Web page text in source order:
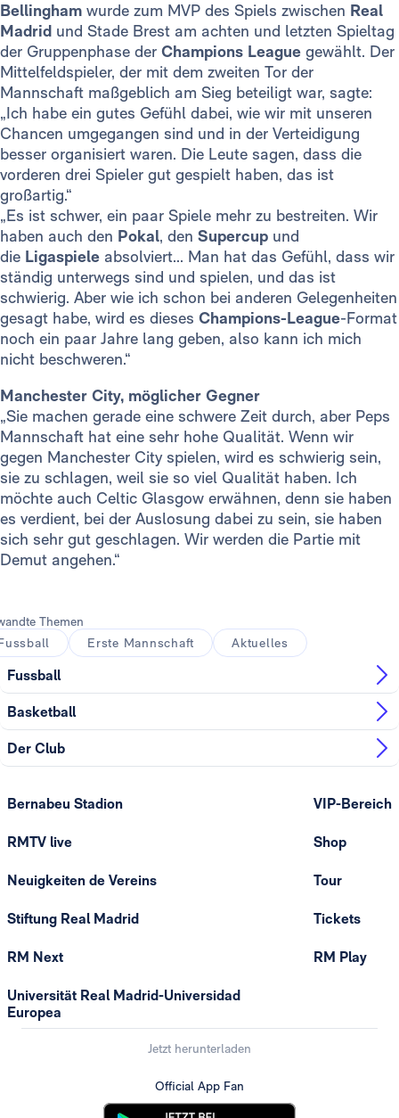
Bellingham wurde zum MVP des Spiels zwischen Real
Madrid und Stade Brest am achten und letzten Spieltag
der Gruppenphase der Champions League gewählt. Der
Mittelfeldspieler, der mit dem zweiten Tor der
Mannschaft maßgeblich am Sieg beteiligt war, sagte:
„Ich habe ein gutes Gefühl dabei, wie wir mit unseren
Chancen umgegangen sind und in der Verteidigung
besser organisiert waren. Die Leute sagen, dass die
vorderen drei Spieler gut gespielt haben, das ist
großartig.“
„Es ist schwer, ein paar Spiele mehr zu bestreiten. Wir
haben auch den Pokal, den Supercup und
die Ligaspiele absolviert... Man hat das Gefühl, dass wir
ständig unterwegs sind und spielen, und das ist
schwierig. Aber wie ich schon bei anderen Gelegenheiten
gesagt habe, wird es dieses Champions-League-Format
noch ein paar Jahre lang geben, also kann ich mich
nicht beschweren.“
Manchester City, möglicher Gegner
„Sie machen gerade eine schwere Zeit durch, aber Peps
Mannschaft hat eine sehr hohe Qualität. Wenn wir
gegen Manchester City spielen, wird es schwierig sein,
sie zu schlagen, weil sie so viel Qualität haben. Ich
möchte auch Celtic Glasgow erwähnen, denn sie haben
es verdient, bei der Auslosung dabei zu sein, sie haben
sich sehr gut geschlagen. Wir werden die Partie mit
Demut angehen.“
Themen
Erste Mannschaft Aktuelles
Fussball
Basketball
Der Club
Bernabeu Stadion
RMTV live
Neuigkeiten de Vereins
Stiftung Real Madrid
RM Next
Universität Real Madrid-Universidad
Europea
VIP-Bereich
Shop
Tour
Tickets
RM Play
Jetzt herunterladen
Official App Fan